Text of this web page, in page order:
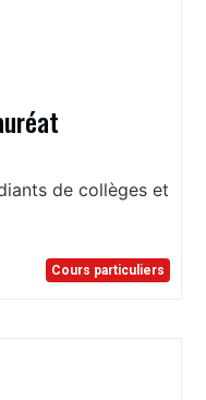
de collèges et
Cours particuliers